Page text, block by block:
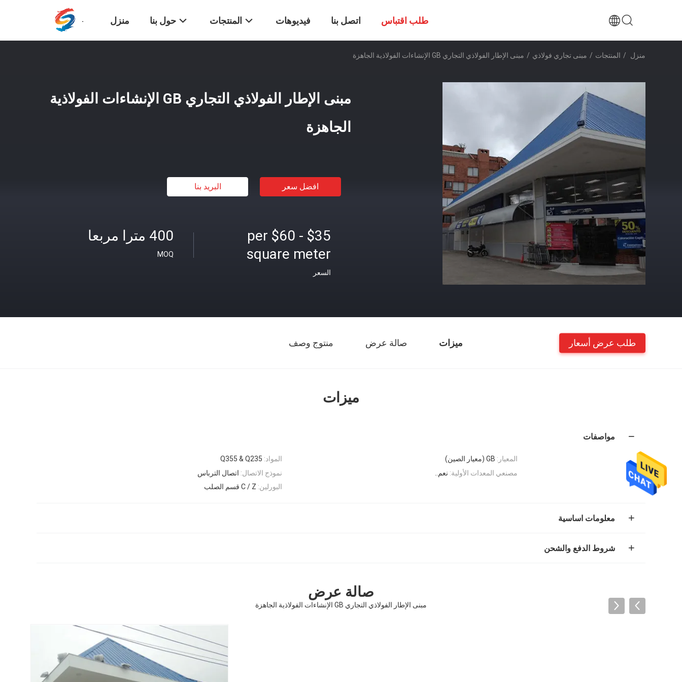
منزل حول بنا المنتجات فيديوهات اتصل بنا طلب اقتباس
منزل / المنتجات / مبنى تجاري فولاذي / مبنى الإطار الفولاذي التجاري GB الإنشاءات الفولاذية الجاهزة
مبنى الإطار الفولاذي التجاري GB الإنشاءات الفولاذية
الجاهزة
افضل سعر البريد بنا
400 مترا مربعا
MOQ
$35 - $60 per
square meter
السعر
ميزات صالة عرض منتوج وصف طلب عرض أسعار
ميزات
مواصفات
المواد: Q355 & Q235 المعيار: GB (معيار الصين)
نموذج الاتصال: اتصال الترباس مصنعي المعدات الأولية: نعم..
البورلين: C / Z قسم الصلب
معلومات اساسية
شروط الدفع والشحن
صالة عرض
مبنى الإطار الفولاذي التجاري GB الإنشاءات الفولاذية الجاهزة